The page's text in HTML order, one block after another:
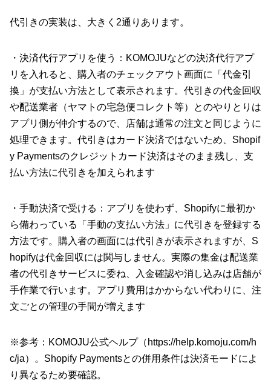
代引きの実装は、大きく2通りあります。
・決済代行アプリを使う：KOMOJUなどの決済代行アプ
リを入れると、購入者のチェックアウト画面に「代金引
換」が支払い方法として表示されます。代引きの代金回収
や配送業者（ヤマトの宅急便コレクト等）とのやりとりは
アプリ側が仲介するので、店舗は通常の注文と同じように
処理できます。代引きはカード決済ではないため、Shopif
y Paymentsのクレジットカード決済はそのまま残し、支
払い方法に代引きを加えられます
・手動決済で受ける：アプリを使わず、Shopifyに最初か
ら備わっている「手動の支払い方法」に代引きを登録する
方法です。購入者の画面には代引きが表示されますが、S
hopifyは代金回収には関与しません。実際の集金は配送業
者の代引きサービスに委ね、入金確認や消し込みは店舗が
手作業で行います。アプリ費用はかからない代わりに、注
文ごとの管理の手間が増えます
※参考：KOMOJU公式ヘルプ（ https://help.komoju.com/h
c/ja）。Shopify Paymentsとの併用条件は決済モードによ
り異なるため要確認。